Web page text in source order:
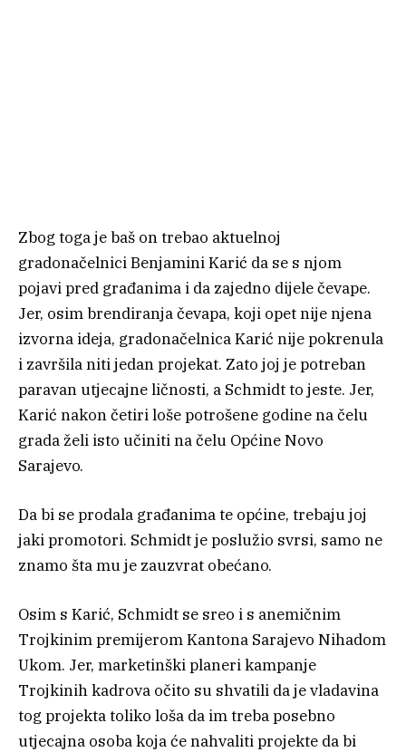
Zbog toga je baš on trebao aktuelnoj
gradonačelnici Benjamini Karić da se s njom
pojavi pred građanima i da zajedno dijele čevape.
Jer, osim brendiranja čevapa, koji opet nije njena
izvorna ideja, gradonačelnica Karić nije pokrenula
i završila niti jedan projekat. Zato joj je potreban
paravan utjecajne ličnosti, a Schmidt to jeste. Jer,
Karić nakon četiri loše potrošene godine na čelu
grada želi isto učiniti na čelu Općine Novo
Sarajevo.
Da bi se prodala građanima te općine, trebaju joj
jaki promotori. Schmidt je poslužio svrsi, samo ne
znamo šta mu je zauzvrat obećano.
Osim s Karić, Schmidt se sreo i s anemičnim
Trojkinim premijerom Kantona Sarajevo Nihadom
Ukom. Jer, marketinški planeri kampanje
Trojkinih kadrova očito su shvatili da je vladavina
tog projekta toliko loša da im treba posebno
utjecajna osoba koja će nahvaliti projekte da bi